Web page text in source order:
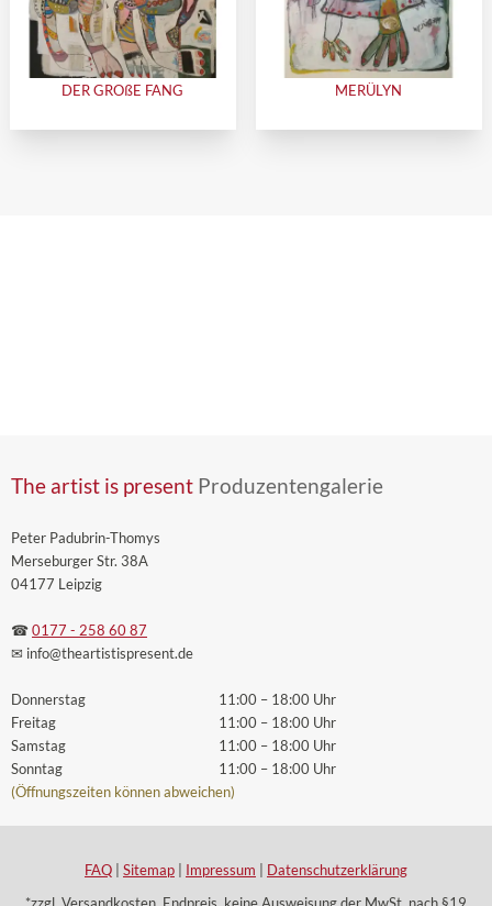
DER GROßE FANG MERÜLYN
The artist is present Produzentengalerie
Peter Padubrin-Thomys
Merseburger Str. 38A
04177 Leipzig
☎ 0177 - 258 60 87
✉ info@theartistispresent.de
Donnerstag
Freitag
Samstag
Sonntag
11:00 – 18:00 Uhr
11:00 – 18:00 Uhr
11:00 – 18:00 Uhr
11:00 – 18:00 Uhr
(Öffnungszeiten können abweichen)
FAQ Sitemap Impressum
Datenschutzerklärung